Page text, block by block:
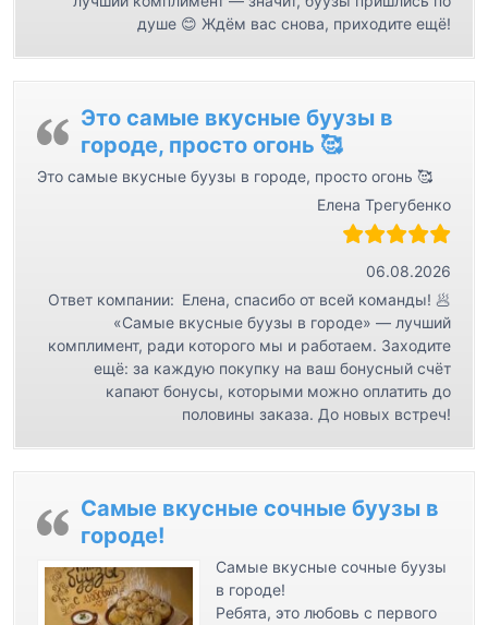
с
я
душе 😊 Ждём вас снова, приходите ещё!
Это самые вкусные буузы в
городе, просто огонь 🥰
Это самые вкусные буузы в городе, просто огонь 🥰
Елена Трегубенко
06.08.2026
Ответ компании: Елена, спасибо от всей команды! 🥟
«Самые вкусные буузы в городе» — лучший
комплимент, ради которого мы и работаем. Заходите
ещё: за каждую покупку на ваш бонусный счёт
капают бонусы, которыми можно оплатить до
половины заказа. До новых встреч!
Самые вкусные сочные буузы в
городе!
Самые вкусные сочные буузы
в городе!
Ребята, это любовь с первого